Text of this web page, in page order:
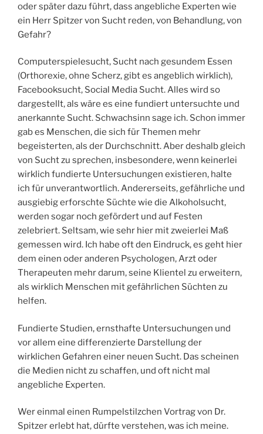
oder später dazu führt, dass angebliche Experten wie
ein Herr Spitzer von Sucht reden, von Behandlung, von
Gefahr?
Computerspielesucht, Sucht nach gesundem Essen
(Orthorexie, ohne Scherz, gibt es angeblich wirklich),
Facebooksucht, Social Media Sucht. Alles wird so
dargestellt, als wäre es eine fundiert untersuchte und
anerkannte Sucht. Schwachsinn sage ich. Schon immer
gab es Menschen, die sich für Themen mehr
begeisterten, als der Durchschnitt. Aber deshalb gleich
von Sucht zu sprechen, insbesondere, wenn keinerlei
wirklich fundierte Untersuchungen existieren, halte
ich für unverantwortlich. Andererseits, gefährliche und
ausgiebig erforschte Süchte wie die Alkoholsucht,
werden sogar noch gefördert und auf Festen
zelebriert. Seltsam, wie sehr hier mit zweierlei Maß
gemessen wird. Ich habe oft den Eindruck, es geht hier
dem einen oder anderen Psychologen, Arzt oder
Therapeuten mehr darum, seine Klientel zu erweitern,
als wirklich Menschen mit gefährlichen Süchten zu
helfen.
Fundierte Studien, ernsthafte Untersuchungen und
vor allem eine differenzierte Darstellung der
wirklichen Gefahren einer neuen Sucht. Das scheinen
die Medien nicht zu schaffen, und oft nicht mal
angebliche Experten.
Wer einmal einen Rumpelstilzchen Vortrag von Dr.
Spitzer erlebt hat, dürfte verstehen, was ich meine.